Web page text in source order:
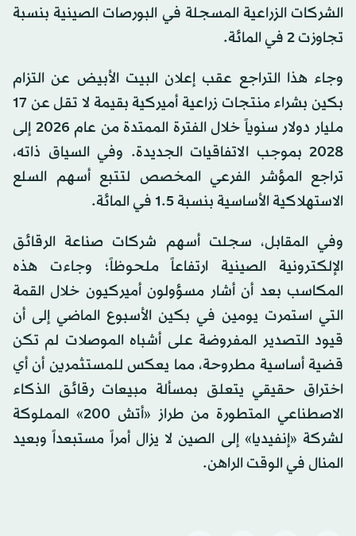
الشركات الزراعية المسجلة في البورصات الصينية بنسبة
تجاوزت 2 في المائة.
وجاء هذا التراجع عقب إعلان البيت الأبيض عن التزام
بكين بشراء منتجات زراعية أميركية بقيمة لا تقل عن 17
مليار دولار سنوياً خلال الفترة الممتدة من عام 2026 إلى
2028 بموجب الاتفاقيات الجديدة. وفي السياق ذاته،
تراجع المؤشر الفرعي المخصص لتتبع أسهم السلع
الاستهلاكية الأساسية بنسبة 1.5 في المائة.
وفي المقابل، سجلت أسهم شركات صناعة الرقائق
الإلكترونية الصينية ارتفاعاً ملحوظاً؛ وجاءت هذه
المكاسب بعد أن أشار مسؤولون أميركيون خلال القمة
التي استمرت يومين في بكين الأسبوع الماضي إلى أن
قيود التصدير المفروضة على أشباه الموصلات لم تكن
قضية أساسية مطروحة، مما يعكس للمستثمرين أن أي
اختراق حقيقي يتعلق بمسألة مبيعات رقائق الذكاء
الاصطناعي المتطورة من طراز «أتش 200» المملوكة
لشركة «إنفيديا» إلى الصين لا يزال أمراً مستبعداً وبعيد
المنال في الوقت الراهن.